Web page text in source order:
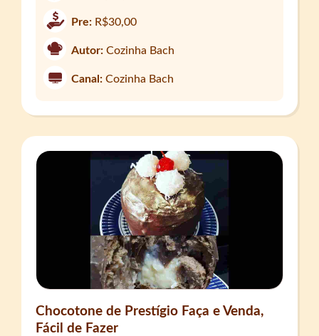
Pre: R$30,00
Autor: Cozinha Bach
Canal: Cozinha Bach
Chocotone de Prestígio Faça e Venda,
Fácil de Fazer